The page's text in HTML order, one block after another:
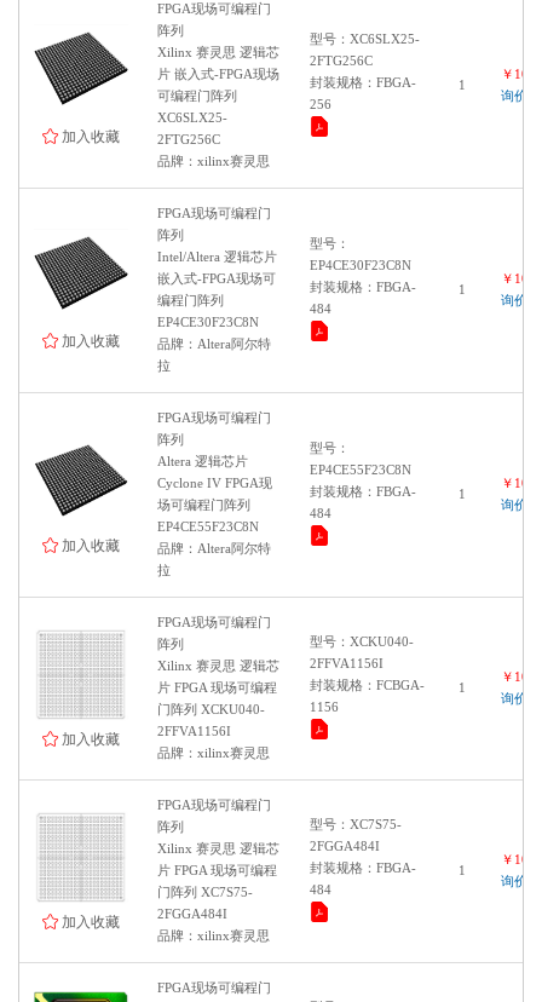
加入收藏
FPGA现场可编程门
阵列
Xilinx 赛灵思 逻辑芯
片 嵌入式-FPGA现场
可编程门阵列
XC6SLX25-
2FTG256C
品牌：xilinx赛灵思
型号：XC6SLX25-
2FTG256C
封装规格：FBGA-
256
1
￥
询价
加入收藏
FPGA现场可编程门
阵列
Intel/Altera 逻辑芯片
嵌入式-FPGA现场可
编程门阵列
EP4CE30F23C8N
品牌：Altera阿尔特
拉
型号：
EP4CE30F23C8N
封装规格：FBGA-
484
1
￥
询价
加入收藏
FPGA现场可编程门
阵列
Altera 逻辑芯片
Cyclone IV FPGA现
场可编程门阵列
EP4CE55F23C8N
品牌：Altera阿尔特
拉
型号：
EP4CE55F23C8N
封装规格：FBGA-
484
1
￥
询价
加入收藏
FPGA现场可编程门
阵列
Xilinx 赛灵思 逻辑芯
片 FPGA 现场可编程
门阵列 XCKU040-
2FFVA1156I
品牌：xilinx赛灵思
型号：XCKU040-
2FFVA1156I
封装规格：FCBGA-
1156
1
￥
询价
加入收藏
FPGA现场可编程门
阵列
Xilinx 赛灵思 逻辑芯
片 FPGA 现场可编程
门阵列 XC7S75-
2FGGA484I
品牌：xilinx赛灵思
型号：XC7S75-
2FGGA484I
封装规格：FBGA-
484
1
￥
询价
FPGA现场可编程门